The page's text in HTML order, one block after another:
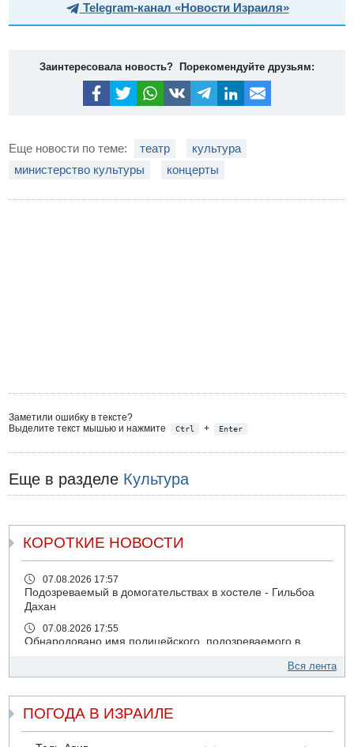
Telegram-канал «Новости Израиля»
Заинтересовала новость? Порекомендуйте друзьям:
Еще новости по теме: театр
культура
министерство культуры
концерты
Заметили ошибку в тексте?
Выделите текст мышью и нажмите
Ctrl + Enter
Еще в разделе Культура
КОРОТКИЕ НОВОСТИ
07.08.2026 17:57
Подозреваемый в домогательствах в хостеле - Гильбоа
Дахан
07.08.2026 17:55
Обнародовано имя полицейского, подозреваемого в
07.08.2026 17:51
Вся лента
ПОГОДА В ИЗРАИЛЕ